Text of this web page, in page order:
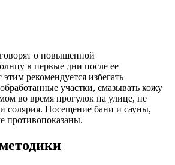
о повышенной
в первые дни после ее
рекомендуется избегать
участки, смазывать кожу
во время прогулок на улице, не
солярия. Посещение бани и сауны,
противопоказаны.